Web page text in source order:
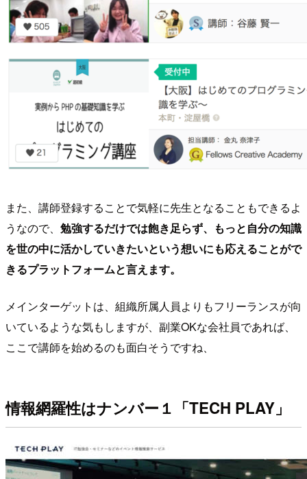
また、講師登録することで気軽に先生となることもできるよ
うなので、 勉強するだけでは飽き足らず、もっと自分の知識
を世の中に活かしていきたいという想いにも応えることがで
きるプラットフォームと言えます。
メインターゲットは、組織所属人員よりもフリーランスが向
いているような気もしますが、副業OKな会社員であれば、
ここで講師を始めるのも面白そうですね、
情報網羅性はナンバー１「TECH PLAY」